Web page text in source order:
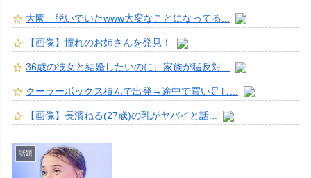
大園、脱いでいたwww大変なことになってる...
【画像】憧れのお姉さんを発見！
36歳の彼女と結婚したいのに、家族が猛反対...
クーラーボックス積んで出発→途中で買い足し...
【画像】長濱ねる(27歳)の乳がヤバイと話...
話題